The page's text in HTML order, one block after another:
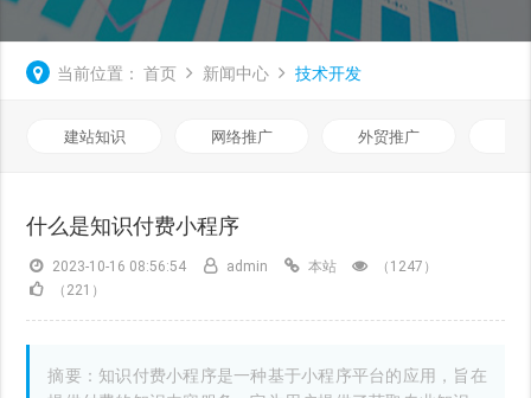
当前位置： 首页 新闻中心 技术开发
建站知识 网络推广 外贸推广
什么是知识付费小程序
2023-10-16 08:56:54 admin 本站
（1247）
（221）
摘要：知识付费小程序是一种基于小程序平台的应用，旨在